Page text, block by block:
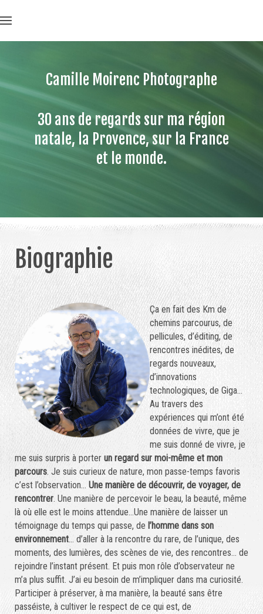
Camille Moirenc Photographe
30 ans de regards sur ma région
natale, la Provence, sur la France
et le monde.
Biographie
Ça en fait des Km de
chemins parcourus, de
pellicules, d’éditing, de
rencontres inédites, de
regards nouveaux,
d’innovations
technologiques, de Giga…
Au travers des
expériences qui m’ont été
données de vivre, que je
me suis donné de vivre, je
me suis surpris à porter un regard sur moi-même et mon
parcours. Je suis curieux de nature, mon passe-temps favoris
c’est l’observation… Une manière de découvrir, de voyager, de
rencontrer. Une manière de percevoir le beau, la beauté, même
là où elle est le moins attendue…Une manière de laisser un
témoignage du temps qui passe, de l’homme dans son
environnement… d’aller à la rencontre du rare, de l’unique, des
moments, des lumières, des scènes de vie, des rencontres… de
rejoindre l’instant présent. Et puis mon rôle d’observateur ne
m’a plus suffit. J’ai eu besoin de m’impliquer dans ma curiosité.
Participer à préserver, à ma manière, la beauté sans être
passéiste, à cultiver le respect de ce qui est, de